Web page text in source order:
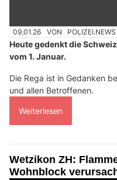
09.01.26 VON
Heute gedenkt die
vom 1. Januar.
Die Rega ist in Gedanken
und allen Betroffenen.
Weiterlesen
Wetzikon ZH:
Wohnblock